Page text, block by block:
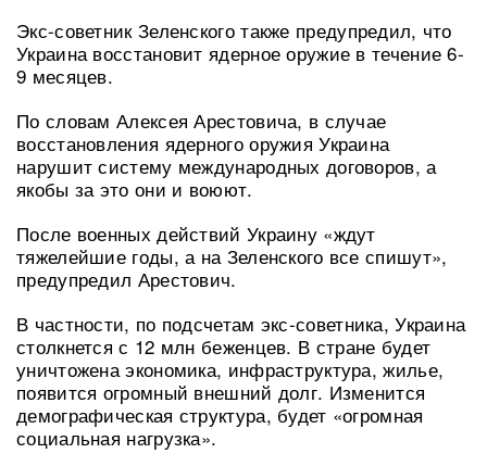
Экс-советник Зеленского также предупредил, что
Украина восстановит ядерное оружие в течение 6-
9 месяцев.
По словам Алексея Арестовича, в случае
восстановления ядерного оружия Украина
нарушит систему международных договоров, а
якобы за это они и воюют.
После военных действий Украину «ждут
тяжелейшие годы, а на Зеленского все спишут»,
предупредил Арестович.
В частности, по подсчетам экс-советника, Украина
столкнется с 12 млн беженцев. В стране будет
уничтожена экономика, инфраструктура, жилье,
появится огромный внешний долг. Изменится
демографическая структура, будет «огромная
социальная нагрузка».